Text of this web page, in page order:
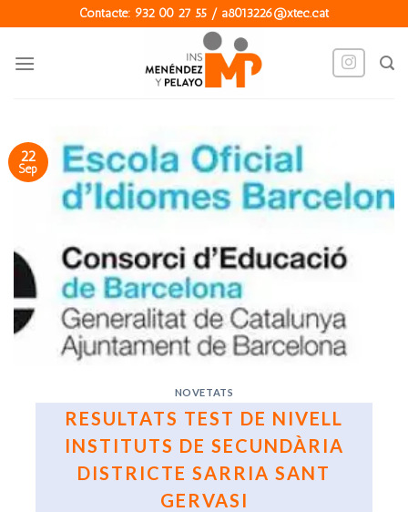
to
content
Contacte: 932 00 27 55 / a8013226@xtec.cat
22
Sep
NOVETATS
RESULTATS TEST DE NIVELL
INSTITUTS DE SECUNDÀRIA
DISTRICTE SARRIA SANT
GERVASI